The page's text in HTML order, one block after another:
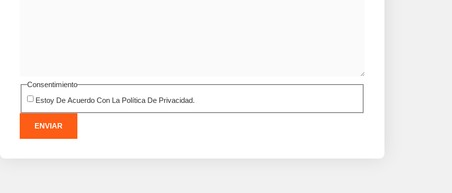
Consentimiento
Estoy De Acuerdo Con La Política De Privacidad.